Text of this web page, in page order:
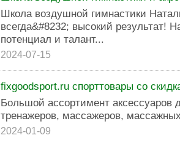
Школа воздушной гимнастики
всегда&#8232; высокий результат!
потенциал и талант...
2024-07-15
fixgoodsport.ru спорттовары со
Большой ассортимент аксессуаров
тренажеров, массажеров,
2024-01-09